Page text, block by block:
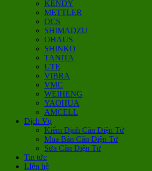
KENDY
METTLER
OCS
SHIMADZU
OHAUS
SHINKO
TANITA
UTE
VIBRA
VMC
WEIHENG
YAOHUA
AMCELL
Dịch Vụ
Kiểm Định Cân Điện Tử
Mua Bán Cân Điện Tử
Sửa Cân Điện Tử
Tin tức
LIên hệ